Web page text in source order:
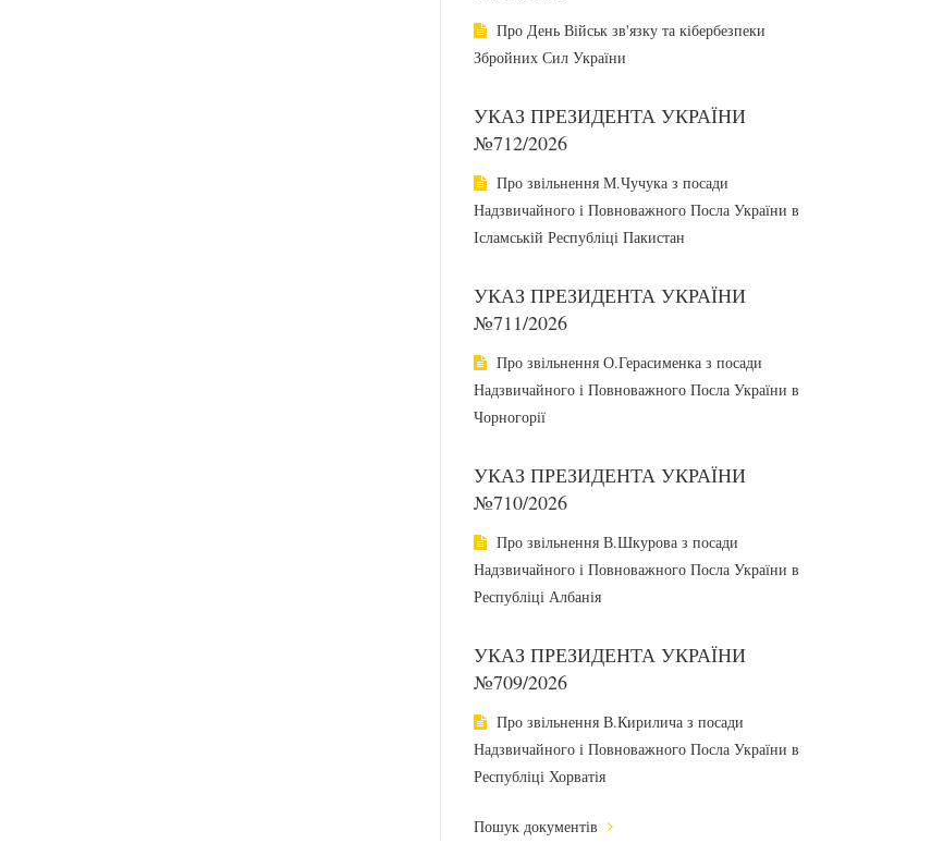
Про День Військ зв'язку та кібербезпеки
Збройних Сил України
УКАЗ ПРЕЗИДЕНТА УКРАЇНИ
№712/2026
Про звільнення М.Чучука з посади
Надзвичайного і Повноважного Посла України в
Ісламській Республіці Пакистан
УКАЗ ПРЕЗИДЕНТА УКРАЇНИ
№711/2026
Про звільнення О.Герасименка з посади
Надзвичайного і Повноважного Посла України в
Чорногорії
УКАЗ ПРЕЗИДЕНТА УКРАЇНИ
№710/2026
Про звільнення В.Шкурова з посади
Надзвичайного і Повноважного Посла України в
Республіці Албанія
УКАЗ ПРЕЗИДЕНТА УКРАЇНИ
№709/2026
Про звільнення В.Кирилича з посади
Надзвичайного і Повноважного Посла України в
Республіці Хорватія
Пошук документів